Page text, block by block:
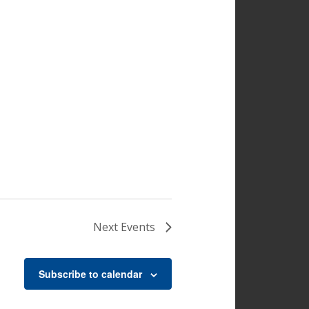
Next Events
Subscribe to calendar